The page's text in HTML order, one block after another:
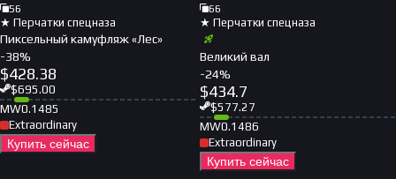
56
★ Перчатки спецназа
Пиксельный камуфляж «Лес»
-38%
$428.38
$695.00
MW0.1485
Extraordinary
Купить сейчас
66
★ Перчатки спецназа
Великий вал
-24%
$434.7
$577.27
MW0.1486
Extraordinary
Купить сейчас